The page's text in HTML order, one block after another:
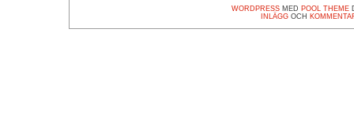
WORDPRESSMED POOL THEME
INLÄGGOCH